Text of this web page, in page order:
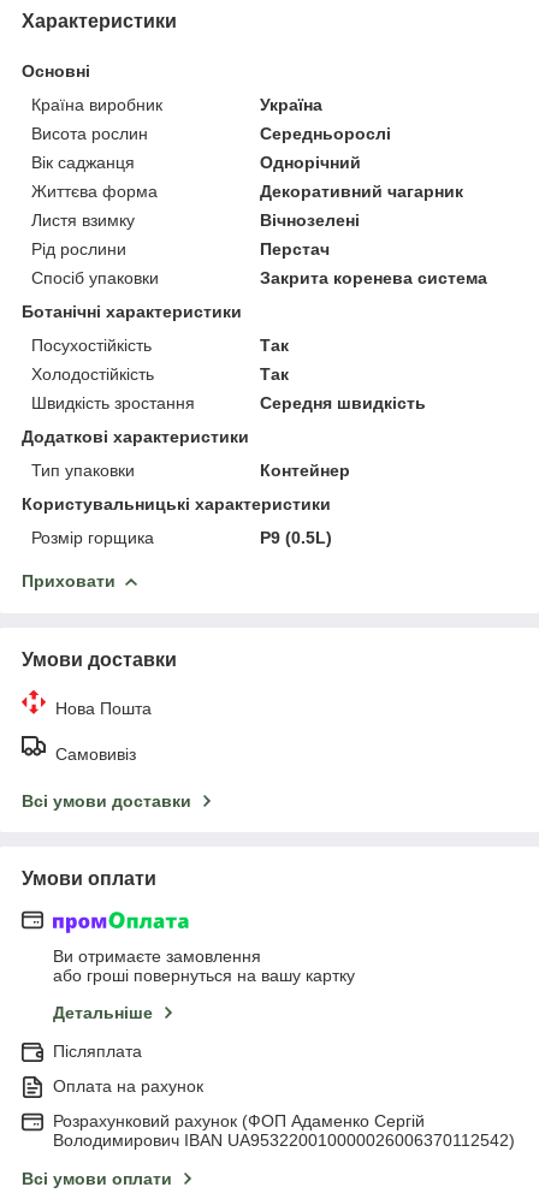
Характеристики
Основні
Країна виробник
Україна
Висота рослин
Середньорослі
Вік саджанця
Однорічний
Життєва форма
Декоративний чагарник
Листя взимку
Вічнозелені
Рід рослини
Перстач
Спосіб упаковки
Закрита коренева система
Ботанічні характеристики
Посухостійкість
Так
Холодостійкість
Так
Швидкість зростання
Середня швидкість
Додаткові характеристики
Тип упаковки
Контейнер
Користувальницькі характеристики
Розмір горщика
P9 (0.5L)
Приховати
Умови доставки
Нова Пошта
Самовивіз
Всі умови доставки
Умови оплати
Ви отримаєте замовлення
або гроші повернуться на вашу картку
Детальніше
Післяплата
Оплата на рахунок
Розрахунковий рахунок (ФОП Адаменко Сергій
Володимирович IBAN UA953220010000026006370112542)
Всі умови оплати